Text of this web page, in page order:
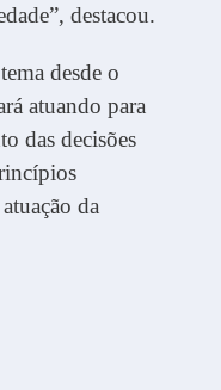
destacou.
desde o
atuando para
das decisões
da